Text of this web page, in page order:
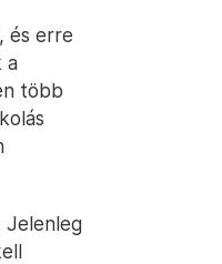
és erre
a
több
Jelenleg